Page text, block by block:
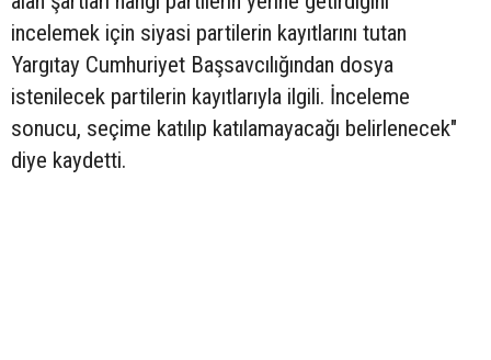
incelemek için siyasi partilerin kayıtlarını tutan
Yargıtay Cumhuriyet Başsavcılığından dosya
istenilecek partilerin kayıtlarıyla ilgili. İnceleme
sonucu, seçime katılıp katılamayacağı belirlenecek"
diye kaydetti.